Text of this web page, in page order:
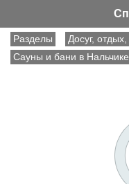
Разделы
Досуг,
Сауны и бани в Нальчике